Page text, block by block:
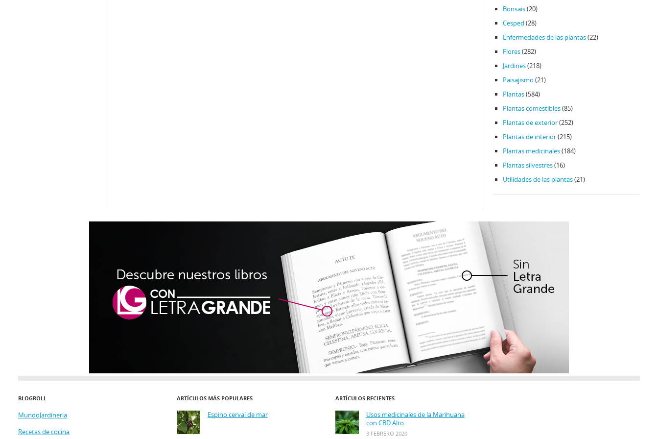
Bonsais(20)
Cesped (28)
Enfermedades de las plantas(22)
Flores(282)
Jardines(218)
Paisajismo (21)
Plantas(584)
Plantas comestibles(85)
Plantas de exterior(252)
Plantas de interior(215)
Plantas medicinales(184)
Plantas silvestres(16)
Utilidades de las plantas(21)
BLOGROLL
MundoJardineria
Recetas de cocina
ARTÍCULOS MÁS POPULARES
Espino cerval de mar
ARTÍCULOS RECIENTES
Usos medicinales de la Marihuana
con CBD Alto
3 FEBRERO 2020